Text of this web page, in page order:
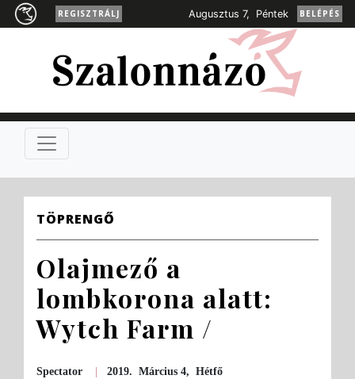
REGISZTRÁLJ Augusztus 7, Péntek BELÉPÉS
TÖPRENGŐ
Olajmező a
lombkorona alatt:
Wytch Farm /
Spectator 2019. Március 4, Hétfő